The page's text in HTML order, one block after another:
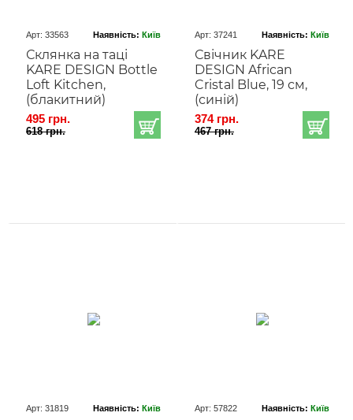
Арт: 33563 Наявність: Київ
Склянка на таці
KARE DESIGN Bottle
Loft Kitchen,
(блакитний)
495 грн.
618 грн.
Арт: 37241 Наявність: Київ
Свічник KARE
DESIGN African
Cristal Blue, 19 см,
(синій)
374 грн.
467 грн.
Арт: 31819 Наявність: Київ Арт: 57822 Наявність: Київ